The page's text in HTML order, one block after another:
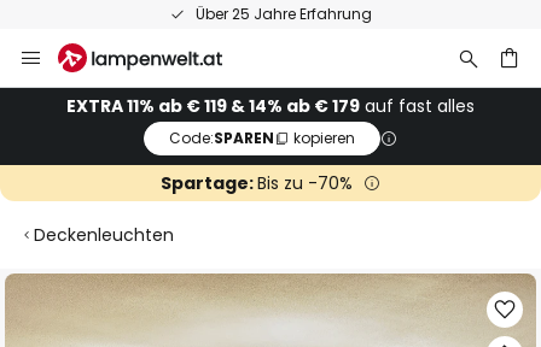
Über 25 Jahre Erfahrung
Inhalt
springenEXTRA 11% ab € 119 & 14% ab € 179 auf fast alles
Code:SPAREN kopieren
Spartage:Bis zu -70%
Deckenleuchten
Zum